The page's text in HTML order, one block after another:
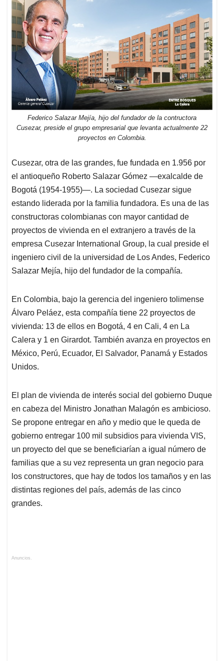
Federico Salazar Mejía, hijo del fundador de la contructora
Cusezar, preside el grupo empresarial que levanta actualmente 22
proyectos en Colombia.
Cusezar, otra de las grandes, fue fundada en 1.956 por
el antioqueño Roberto Salazar Gómez —exalcalde de
Bogotá (1954-1955)—. La sociedad Cusezar sigue
estando liderada por la familia fundadora. Es una de las
constructoras colombianas con mayor cantidad de
proyectos de vivienda en el extranjero a través de la
empresa Cusezar International Group, la cual preside el
ingeniero civil de la universidad de Los Andes, Federico
Salazar Mejía, hijo del fundador de la compañía.
En Colombia, bajo la gerencia del ingeniero tolimense
Álvaro Peláez, esta compañía tiene 22 proyectos de
vivienda: 13 de ellos en Bogotá, 4 en Cali, 4 en La
Calera y 1 en Girardot. También avanza en proyectos en
México, Perú, Ecuador, El Salvador, Panamá y Estados
Unidos.
El plan de vivienda de interés social del gobierno Duque
en cabeza del Ministro Jonathan Malagón es ambicioso.
Se propone entregar en año y medio que le queda de
gobierno entregar 100 mil subsidios para vivienda VIS,
un proyecto del que se beneficiarían a igual número de
familias que a su vez representa un gran negocio para
los constructores, que hay de todos los tamaños y en las
distintas regiones del país, además de las cinco
grandes.
Anuncios.